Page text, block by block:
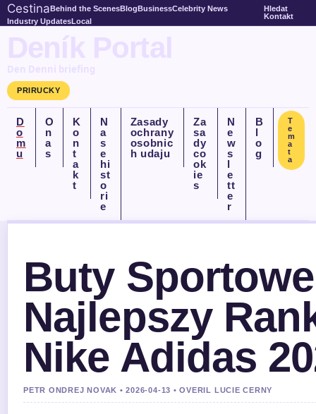
CestinaBehind the ScenesBlogBusinessCelebrity News
Industry UpdatesLocal
Hledat
Kontakt
Deník Portal
Den Denni briefing
PRIRUCKY
D
o
m
u
O
n
a
s
K
o
n
t
a
k
t
N
a
s
e
hi
st
o
ri
e
Zasady
ochrany
osobnic
h udaju
Za
sa
dy
co
ok
ie
s
N
e
w
s
l
e
tt
e
r
B
l
o
g
T
e
m
a
t
a
Buty
Najlepszy
Nike Adidas
PETR ONDREJ NOVAK • 2026-04-13 • OVERIL LUCIE CERNY